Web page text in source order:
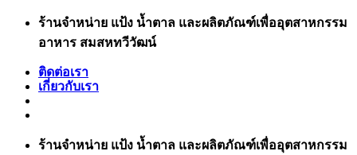
ข้าม
เนื้อหา
ร้านจำหน่าย แป้ง น้ำตาล และผลิตภัณฑ์เพื่ออุตสาหกรรม
อาหาร สมสหทวีวัฒน์
ติดต่อเรา
เกี่ยวกับเรา
ร้านจำหน่าย แป้ง น้ำตาล และผลิตภัณฑ์เพื่ออุตสาหกรรม